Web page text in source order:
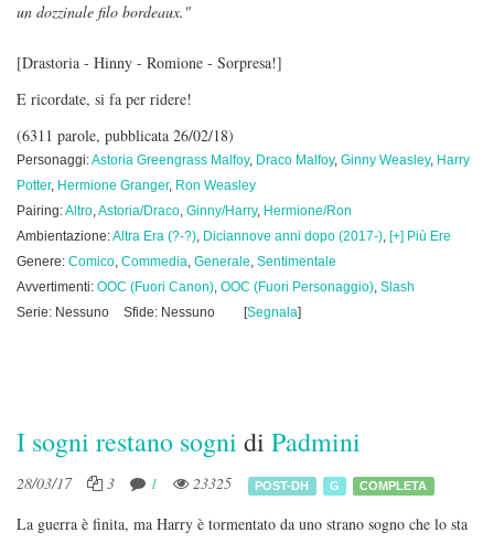
un dozzinale filo bordeaux."
[Drastoria - Hinny - Romione - Sorpresa!]
E ricordate, si fa per ridere!
(6311 parole, pubblicata 26/02/18)
Personaggi:Astoria Greengrass Malfoy, Draco Malfoy, Ginny Weasley, Harry
Potter, Hermione Granger, Ron Weasley
Pairing:Altro,Astoria/Draco, Ginny/Harry, Hermione/Ron
Ambientazione:Altra Era (?-?), Diciannove anni dopo (2017-), [+] Più Ere
Genere: Comico, Commedia, Generale, Sentimentale
Avvertimenti: OOC (Fuori Canon), OOC (Fuori Personaggio), Slash
Serie: Nessuno
Sfide: Nessuno [Segnala]
I sogni restano sogni di Padmini
28/03/17 3 1 23325 POST-DH G COMPLETA
La guerra è finita, ma Harry è tormentato da uno strano sogno che lo sta